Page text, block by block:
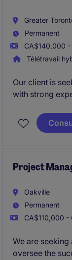
Greater
Permanent
CA$140,000
Télétravail
Our client is
with strong
equipment
facilities. This
methods, and
Project
Oakville
Permanent
CA$110,000 -
We are
oversee the